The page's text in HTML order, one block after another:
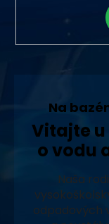
Na
Vitajte
o vodu
Naša
odpadových